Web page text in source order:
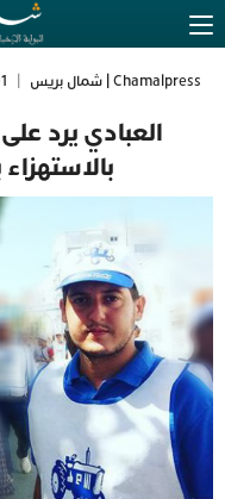
Chamalpress | شمال بريس 01
العبادي يرد